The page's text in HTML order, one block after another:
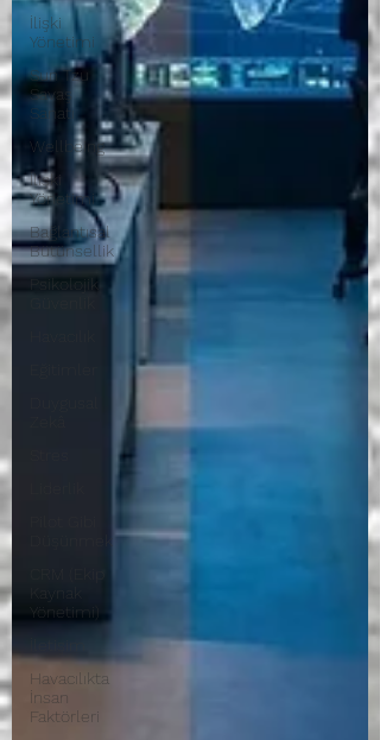
İlişki
Yönetimi
Sun Tzu
Savaş
Sanatı
Wellbeing
İlişki
Yönetimi
Bağlantısal
Bütünsellik
Psikolojik
Yönetimi)
Havacılıkta
İnsan
Faktörleri